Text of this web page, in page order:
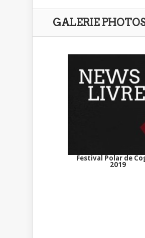
GALERIE PHOTOS
Festival Polar de
2019